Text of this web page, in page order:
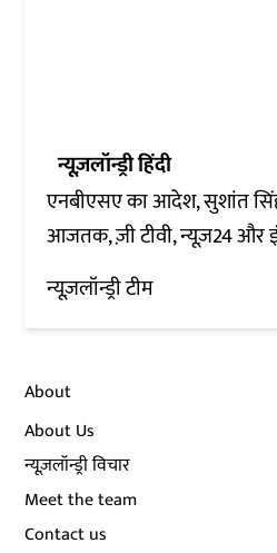
न्यूज़लॉन्ड्री हिंदी
एनबीएसए का आदेश, सुशांत
आजतक, ज़ी टीवी, न्यूज़24 और
न्यूज़लॉन्ड्री टीम
About
About Us
न्यूज़लॉन्ड्री विचार
Meet the team
Contact us